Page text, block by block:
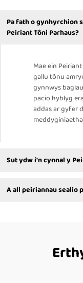
Pa fath o gynhyrchion
Peiriant Tôni Parhaus?
Mae ein
gallu tônu
gynnwys
pacio hyblyg
addas ar gyfer
Sut ydw i'n cynnal y
A all peiriannau sealio